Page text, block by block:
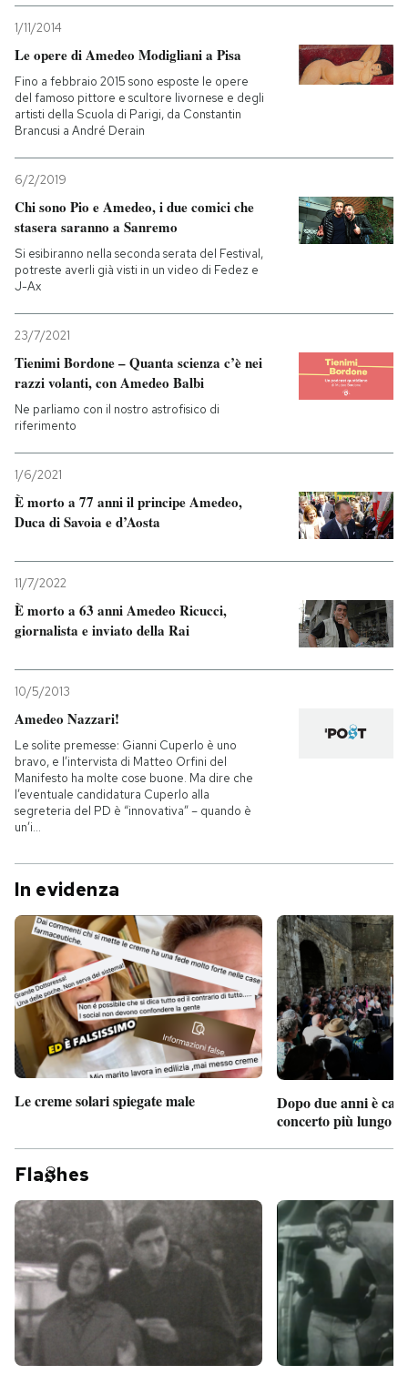
1/11/2014
Le opere di Amedeo Modigliani a Pisa
Fino a febbraio 2015 sono esposte le opere
del famoso pittore e scultore livornese e degli
artisti della Scuola di Parigi, da Constantin
Brancusi a André Derain
6/2/2019
Chi sono Pio e Amedeo, i due comici che
stasera saranno a Sanremo
Si esibiranno nella seconda serata del Festival,
potreste averli già visti in un video di Fedez e
J-Ax
23/7/2021
Tienimi Bordone – Quanta scienza c’è nei
razzi volanti, con Amedeo Balbi
Ne parliamo con il nostro astrofisico di
riferimento
1/6/2021
È morto a 77 anni il principe Amedeo,
Duca di Savoia e d’Aosta
11/7/2022
È morto a 63 anni Amedeo Ricucci,
giornalista e inviato della Rai
10/5/2013
Amedeo Nazzari!
Le solite premesse: Gianni Cuperlo è uno
bravo, e l’intervista di Matteo Orfini del
Manifesto ha molte cose buone. Ma dire che
l’eventuale candidatura Cuperlo alla
segreteria del PD è “innovativa” – quando è
un’i...
In evidenza
Le creme solari spiegate male
Dopo due anni è
concerto più lungo
Fla hes